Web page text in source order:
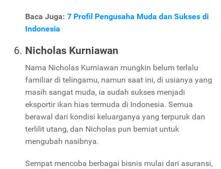
Baca Juga: 7 Profil Pengusaha Muda dan Sukses di
Indonesia
Nicholas Kurniawan
Nama Nicholas Kurniawan mungkin belum terlalu
familiar di telingamu, namun saat ini, di usianya yang
masih sangat muda, ia sudah sukses menjadi
eksportir ikan hias termuda di Indonesia. Semua
berawal dari kondisi keluarganya yang terpuruk dan
terlilit utang, dan Nicholas pun berniat untuk
mengubah nasibnya.
Sempat mencoba berbagai bisnis mulai dari asuransi,